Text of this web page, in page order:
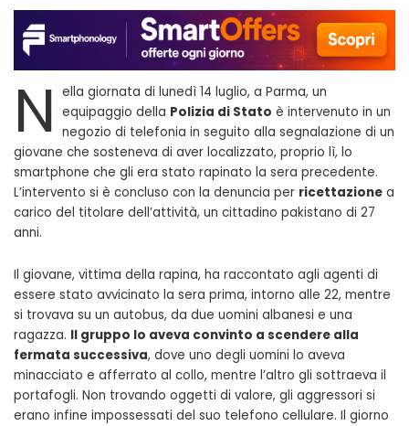
N ella giornata di lunedì 14 luglio, a Parma, un
equipaggio della Polizia di Stato è intervenuto in un
negozio di telefonia in seguito alla segnalazione di un
giovane che sosteneva di aver localizzato, proprio lì, lo
smartphone che gli era stato rapinato la sera precedente.
L’intervento si è concluso con la denuncia per ricettazione a
carico del titolare dell’attività, un cittadino pakistano di 27
anni.
Il giovane, vittima della rapina, ha raccontato agli agenti di
essere stato avvicinato la sera prima, intorno alle 22, mentre
si trovava su un autobus, da due uomini albanesi e una
ragazza. Il gruppo lo aveva convinto a scendere alla
fermata successiva, dove uno degli uomini lo aveva
minacciato e afferrato al collo, mentre l’altro gli sottraeva il
portafogli. Non trovando oggetti di valore, gli aggressori si
erano infine impossessati del suo telefono cellulare. Il giorno